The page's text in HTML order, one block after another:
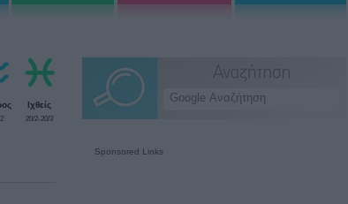
Ιχθείς
20/2-20/3
Sponsored Links